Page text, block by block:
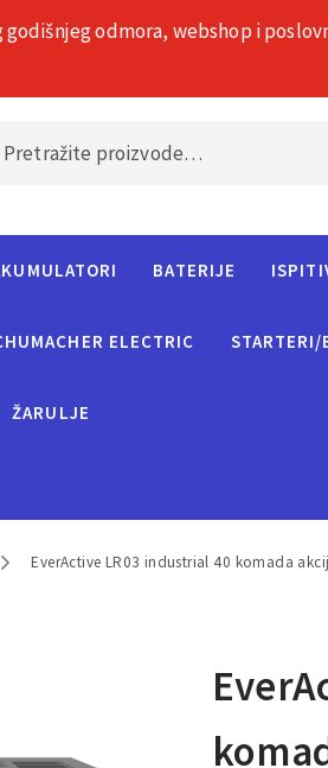
BATERIJE
ELECTRIC STARTERI/
ŽARULJE
EverActive LR03 industrial 40 komada
odmora, webshop i